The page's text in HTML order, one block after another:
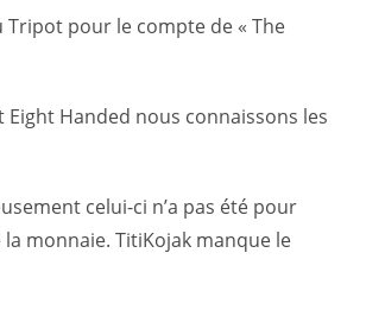
Tripot pour le compte de « The
Eight Handed nous connaissons les
celui-ci n’a pas été pour
monnaie. TitiKojak manque le